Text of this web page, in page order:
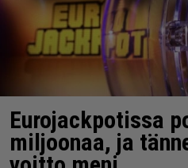
Eurojackpotissa
miljoonaa, ja